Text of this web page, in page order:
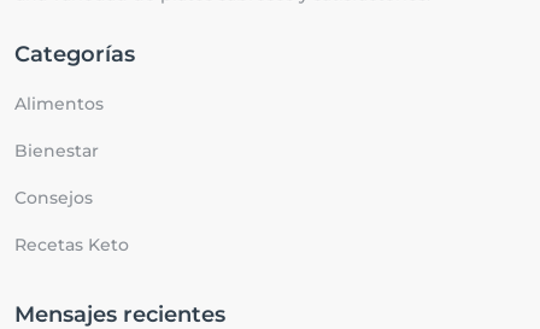
Categorías
Alimentos
Bienestar
Consejos
Recetas Keto
Mensajes recientes